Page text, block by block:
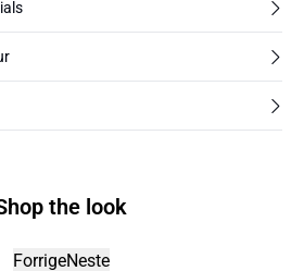
the look
ForrigeNeste